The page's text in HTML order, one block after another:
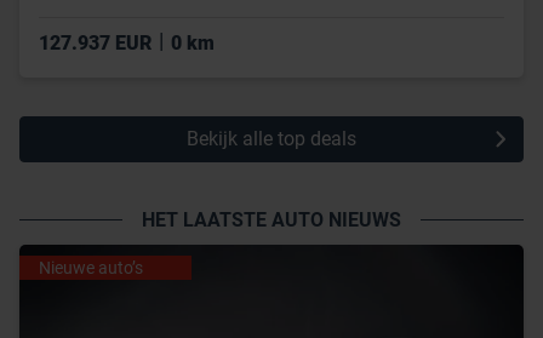
127.937 EUR 0 km
Bekijk alle top deals
HET LAATSTE AUTO NIEUWS
Nieuwe auto’s